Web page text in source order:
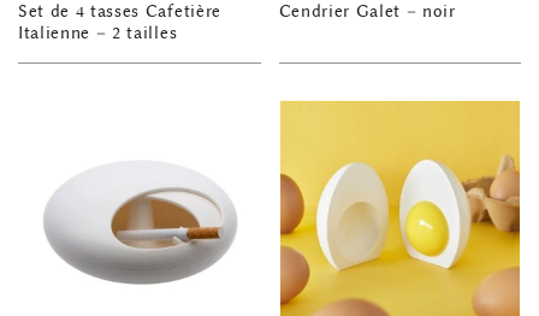
Set de 4 tasses Cafetière
Italienne – 2 tailles
Cendrier Galet – noir